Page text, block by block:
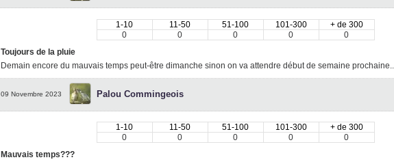
1-10 11-50 51-100 101-300
+ de 300
0
0 0 0
0
Toujours de la pluie
Demain encore du mauvais temps peut-être dimanche sinon on va attendre début de semaine prochaine...
09 Novembre 2023 Palou Commingeois
1-10 11-50 51-100 101-300
+ de 300
0
0 0 0
0
Mauvais temps???